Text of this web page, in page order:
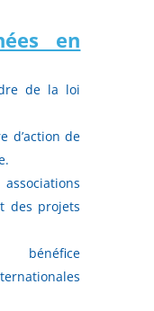
en
de la loi
d’action de
des projets
bénéfice